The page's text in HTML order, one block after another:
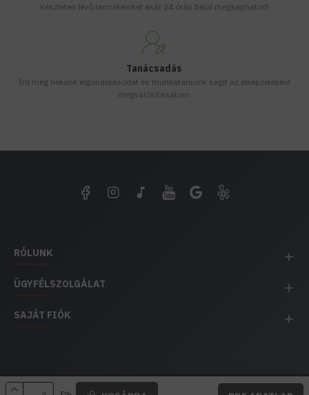
Készleten lévő termékeinket akár 24 órán belül megkaphatod!
Tanácsadás
Írd meg nekünk elgondolásodat és munkatársunk segít az elképzeléseid
megvalósításában.
RÓLUNK
ÜGYFÉLSZOLGÁLAT
SAJÁT FIÓK
EH IMPEX / Copyright © 1991-2025 Energia Háza